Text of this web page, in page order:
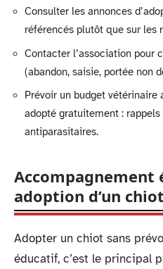
Consulter les annonces
référencés plutôt que sur les
Contacter l’association pour
(abandon, saisie, portée non
Prévoir un budget
adopté gratuitement :
antiparasitaires.
Accompagnement
adoption d’un
Adopter un chiot sans
éducatif, c’est le principal